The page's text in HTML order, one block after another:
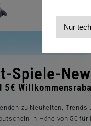
Nur
Spiele-
5€
zu Neuheiten,
in Höhe von 5€